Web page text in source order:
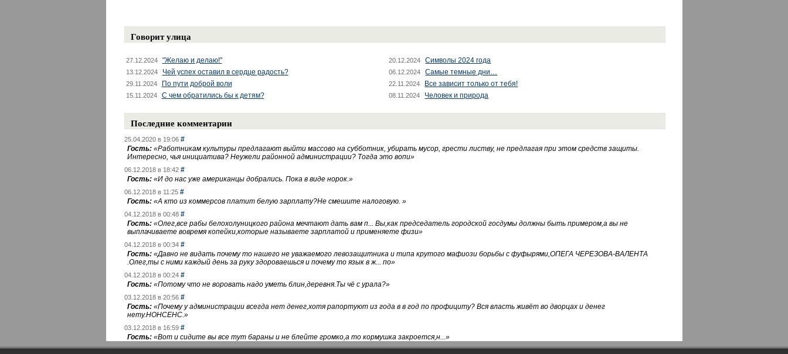
Говорит улица
27.12.2024 "Желаю и делаю!" 20.12.2024 Символы 2024 года
13.12.2024 Чей успех оставил в сердце радость? 06.12.2024 Самые темные дни…
29.11.2024 По пути доброй воли 22.11.2024 Все зависит только от тебя!
15.11.2024 С чем обратились бы к детям? 08.11.2024 Человек и природа
Последние комментарии
25.04.2020 в 19:06 #
Гость: «Работникам культуры предлагают выйти массово на субботник, убирать мусор, грести листву, не предлагая при этом средств защиты.
Интересно, чья инициатива? Неужели районной администрации? Тогда это вопи»
06.12.2018 в 18:42 #
Гость: «И до нас уже американцы добрались. Пока в виде норок.»
06.12.2018 в 11:25 #
Гость: «А кто из коммерсов платит белую зарплату?Не смешите налоговую. »
04.12.2018 в 00:48 #
Гость: «Олег,все рабы белохолуницкого района мечтают дать вам п... Вы,как председатель городской госдумы должны быть примером,а вы не
выплачиваете вовремя копейки,которые называете зарплатой и применяете физи»
04.12.2018 в 00:34 #
Гость: «Давно не видать почему то нашего не уважаемого левозащитника и типа крутого мафиози борьбы с фуфырями,ОПЕГА ЧЕРЕЗОВА-ВАЛЕНТА
.Олег,ты с ними каждый день за руку здороваешься и почему то язык в ж... по»
04.12.2018 в 00:24 #
Гость: «Потому что не воровать надо уметь блин,деревня.Ты чё с урала?»
03.12.2018 в 20:56 #
Гость: «Почему у администрации всегда нет денег,хотя рапортуют из года в в год по профициту? Вся власть живёт во дворцах и денег
нету.НОНСЕНС.»
03.12.2018 в 16:59 #
Гость: «Вот и сидите вы все тут бараны и не блейте громко,а то кормушка закроется,н...»